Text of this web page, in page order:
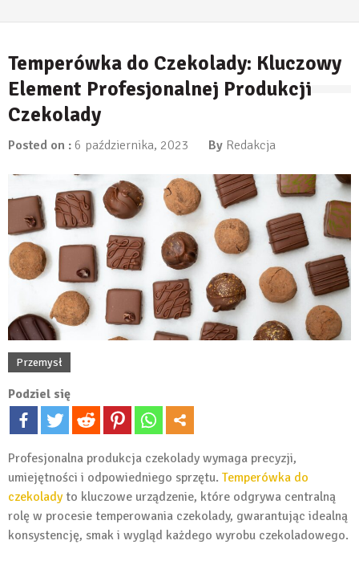
Temperówka do Czekolady: Kluczowy
Element Profesjonalnej Produkcji
Czekolady
Posted on : 6 października, 2023 By Redakcja
Przemysł
Podziel się
Profesjonalna produkcja czekolady wymaga precyzji,
umiejętności i odpowiedniego sprzętu. Temperówka do
czekoladyto kluczowe urządzenie, które odgrywa centralną
rolę w procesie temperowania czekolady, gwarantując idealną
konsystencję, smak i wygląd każdego wyrobu czekoladowego.